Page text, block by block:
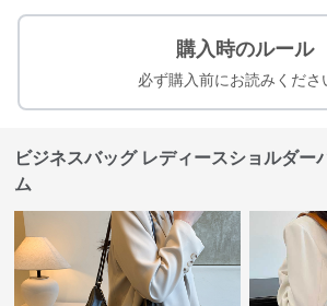
購入時のルール
必ず購入前にお読みくださ
ビジネスバッグ レディースショルダー
ム